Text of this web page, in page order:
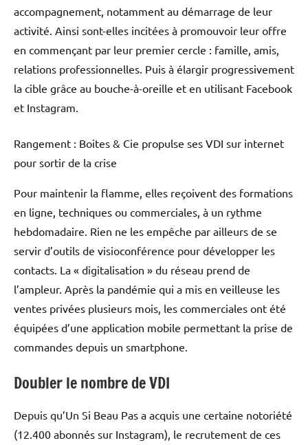
accompagnement, notamment au démarrage de leur
activité. Ainsi sont-elles incitées à promouvoir leur offre
en commençant par leur premier cercle : famille, amis,
relations professionnelles. Puis à élargir progressivement
la cible grâce au bouche-à-oreille et en utilisant Facebook
et Instagram.
Rangement : Boites & Cie propulse ses VDI sur internet
pour sortir de la crise
Pour maintenir la flamme, elles reçoivent des formations
en ligne, techniques ou commerciales, à un rythme
hebdomadaire. Rien ne les empêche par ailleurs de se
servir d’outils de visioconférence pour développer les
contacts. La « digitalisation » du réseau prend de
l’ampleur. Après la pandémie qui a mis en veilleuse les
ventes privées plusieurs mois, les commerciales ont été
équipées d’une application mobile permettant la prise de
commandes depuis un smartphone.
Doubler le nombre de VDI
Depuis qu’Un Si Beau Pas a acquis une certaine notoriété
(12.400 abonnés sur Instagram), le recrutement de ces